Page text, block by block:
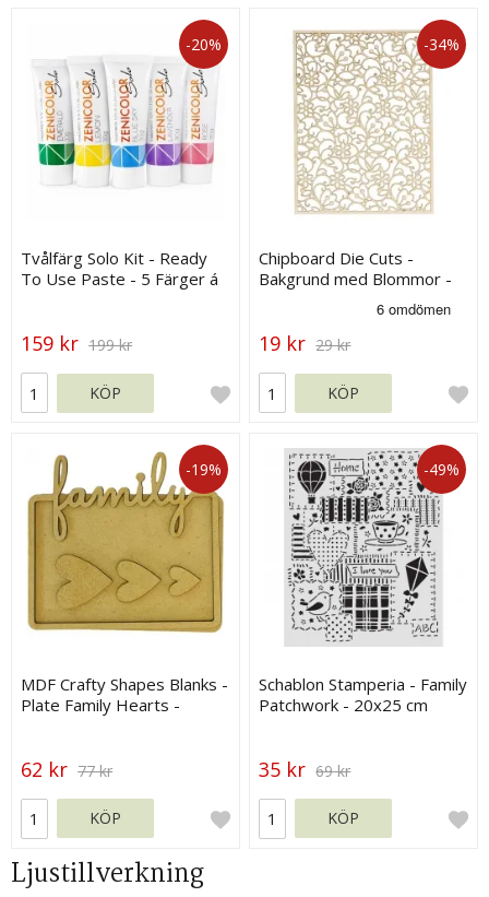
-20%
Tvålfärg Solo Kit - Ready
To Use Paste - 5 Färger á
159 kr 199 kr
KÖP
-34%
Chipboard Die Cuts -
Bakgrund med Blommor -
19 kr 29 kr
KÖP
-19%
MDF Crafty Shapes Blanks -
Plate Family Hearts -
62 kr 77 kr
KÖP
-49%
Schablon Stamperia - Family
Patchwork - 20x25 cm
35 kr 69 kr
KÖP
Ljustillverkning